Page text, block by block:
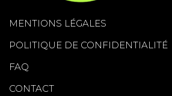
MENTIONS LÉGALES
POLITIQUE DE CONFIDENTIALITÉ
FAQ
CONTACT